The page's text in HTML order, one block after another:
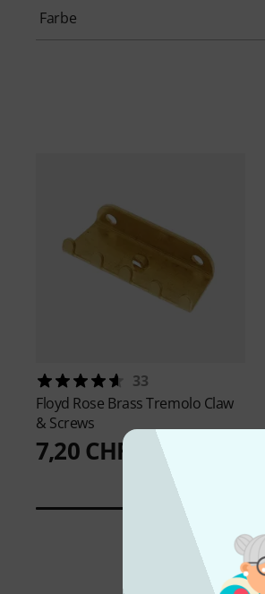
Farbe
33
Floyd Rose Brass Tremolo Claw
& Screws
7,20 CHF